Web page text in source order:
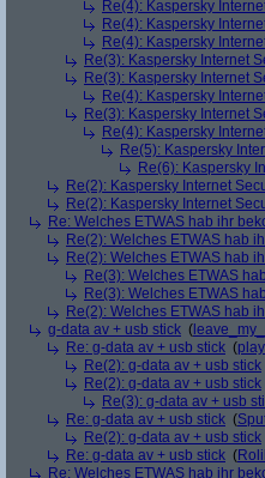
Re(4): Kaspersky
Re(4): Kaspersky
Re(4): Kaspersky
Re(3): Kaspersky Internet
Re(3): Kaspersky Internet
Re(4): Kaspersky
Re(3): Kaspersky Internet
Re(4): Kaspersky
Re(5): Kaspersky
Re(6): Kaspersky
Re(2): Kaspersky Internet
Re(2): Kaspersky Internet
Re: Welches ETWAS hab ihr
Re(2): Welches ETWAS hab
Re(2): Welches ETWAS hab
Re(3): Welches ETWAS
Re(3): Welches ETWAS
Re(2): Welches ETWAS hab
g-data av + usb stick (
Re: g-data av + usb stick (
Re(2): g-data av + usb stick
Re(2): g-data av + usb stick
Re(3): g-data av + usb
Re: g-data av + usb stick (
Re(2): g-data av + usb stick
Re: g-data av + usb stick (
Re: Welches ETWAS hab ihr